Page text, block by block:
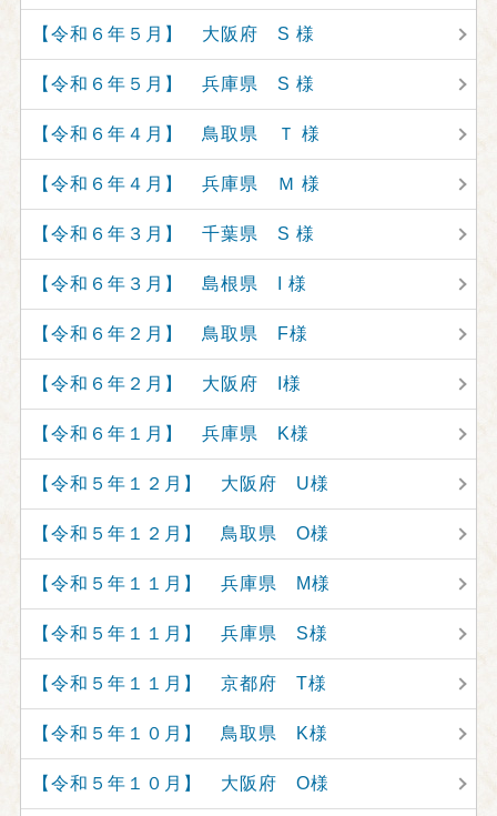
【令和６年５月】 大阪府 S 様
【令和６年５月】 兵庫県 S 様
【令和６年４月】 鳥取県 Ｔ 様
【令和６年４月】 兵庫県 Ｍ 様
【令和６年３月】 千葉県 S 様
【令和６年３月】 島根県 I 様
【令和６年２月】 鳥取県 F様
【令和６年２月】 大阪府 I様
【令和６年１月】 兵庫県 K様
【令和５年１２月】 大阪府 U様
【令和５年１２月】 鳥取県 O様
【令和５年１１月】 兵庫県 M様
【令和５年１１月】 兵庫県 S様
【令和５年１１月】 京都府 T様
【令和５年１０月】 鳥取県 K様
【令和５年１０月】 大阪府 O様